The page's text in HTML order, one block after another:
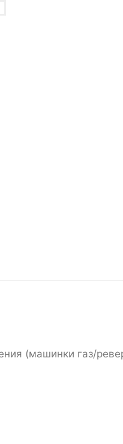
(машинки газ/